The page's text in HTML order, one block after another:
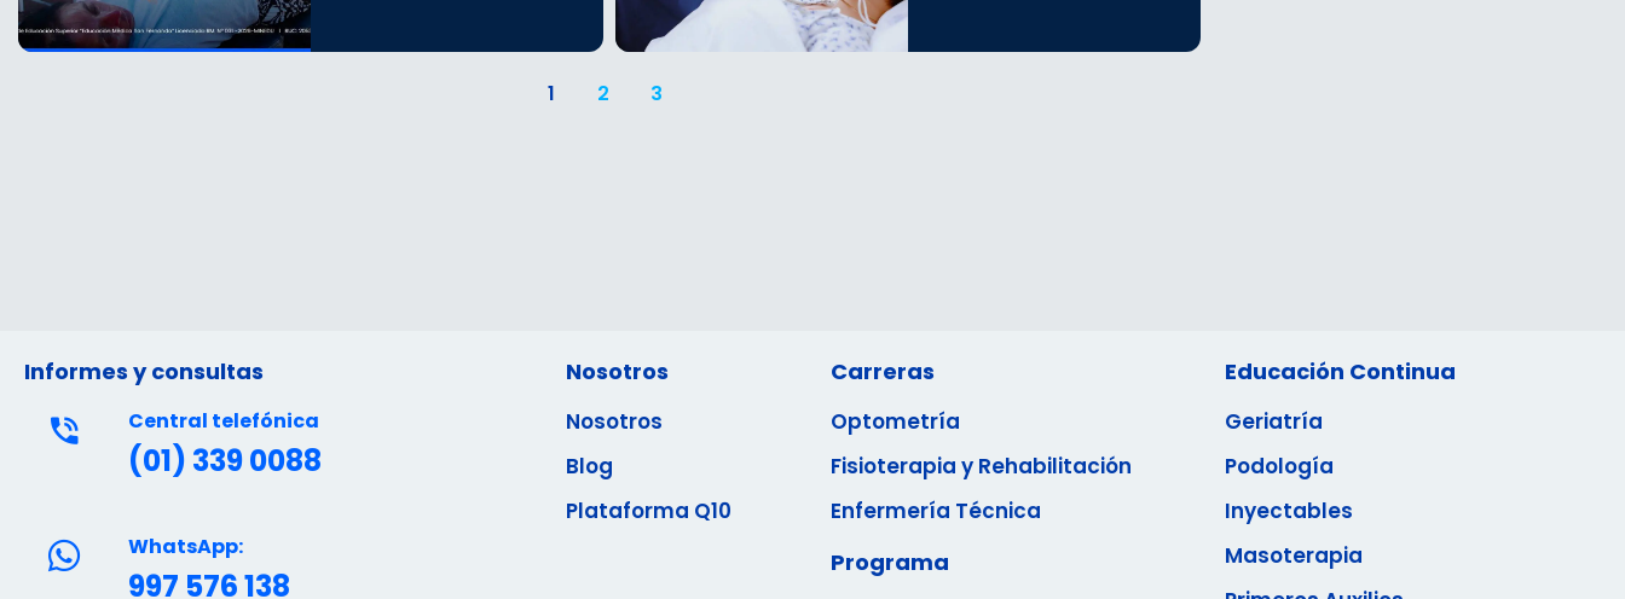
1 2 3
Informes y consultas
Central telefónica
(01) 339 0088
WhatsApp:
997 576 138
Nosotros
Nosotros
Blog
Plataforma Q10
Carreras
Optometría
Fisioterapia y Rehabilitación
Enfermería Técnica
Programa
Educación Continua
Geriatría
Podología
Inyectables
Masoterapia